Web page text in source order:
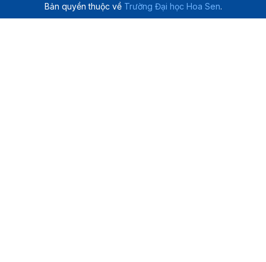
Bản quyền thuộc về Trường Đại học Hoa Sen.